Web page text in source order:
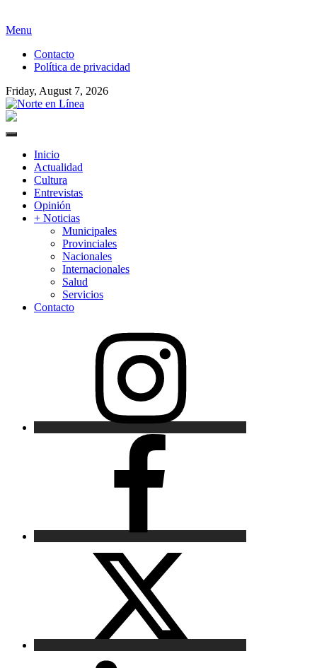
Skip
content
Menu
Contacto
Política de privacidad
Friday, August 7, 2026
Primary
Inicio
Actualidad
Cultura
Entrevistas
Opinión
+ Noticias
Municipales
Provinciales
Nacionales
Internacionales
Salud
Servicios
Contacto